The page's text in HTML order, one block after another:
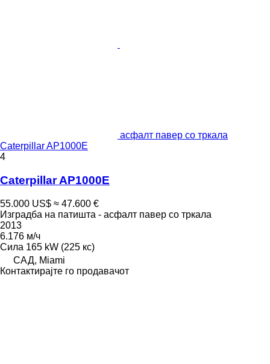
асфалт павер со тркала
Caterpillar AP1000E
4
Caterpillar AP1000E
55.000 US$ ≈ 47.600 €
Изградба на патишта - асфалт павер со тркала
2013
6.176 м/ч
Сила 165 kW (225 кс)
САД, Miami
Контактирајте го продавачот